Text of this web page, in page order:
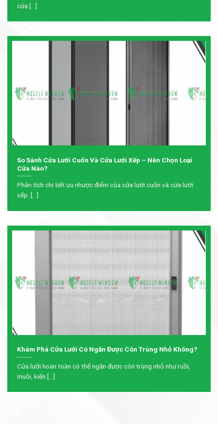
cửa [...]
So Sánh Cửa Lưới Cuốn Và Cửa Lưới Xếp – Nên Chọn Loại
Cửa Nào?
Phân tích chi tiết ưu nhược điểm của cửa lưới cuốn và cửa lưới
xếp. [...]
Khám Phá Cửa Lưới Có Ngăn Được Côn Trùng Nhỏ Không?
Cửa lưới hoàn toàn có thể ngăn được côn trùng nhỏ như ruồi,
muỗi, kiến [...]